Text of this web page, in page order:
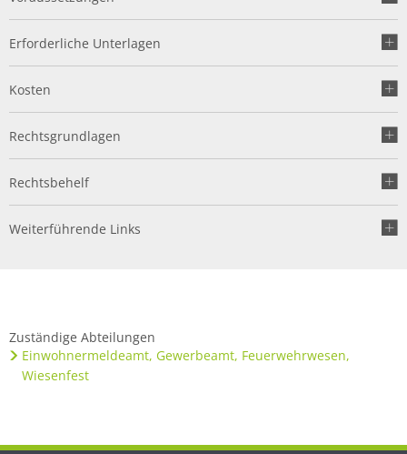
Erforderliche Unterlagen
Kosten
Rechtsgrundlagen
Rechtsbehelf
Weiterführende Links
Zuständige Abteilungen
Einwohnermeldeamt, Gewerbeamt, Feuerwehrwesen,
Wiesenfest